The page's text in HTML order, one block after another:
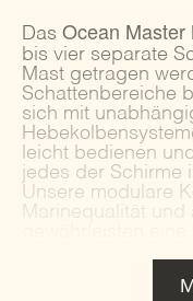
Das Ocean Master
bis vier separate
Mast getragen
Schattenbereiche
sich mit
leicht bedienen
jedes der Schirme
Unsere modulare
Marinequalität und